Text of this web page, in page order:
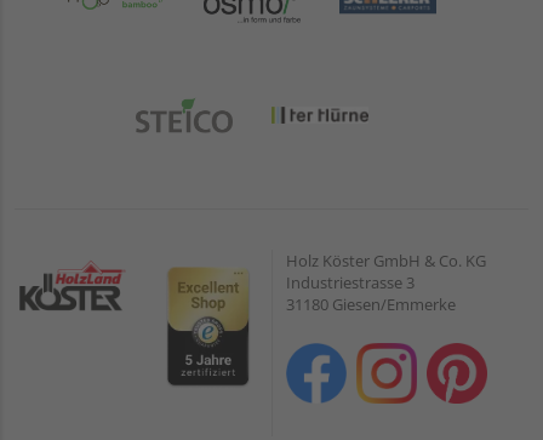
Holz Köster GmbH & Co. KG
Industriestrasse 3
31180 Giesen/Emmerke